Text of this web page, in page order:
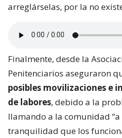
arreglárselas, por la no
Finalmente, desde la
Penitenciarios aseguraron
posibles movilizaciones e
de labores, debido a la
llamando a la comunidad
tranquilidad que los